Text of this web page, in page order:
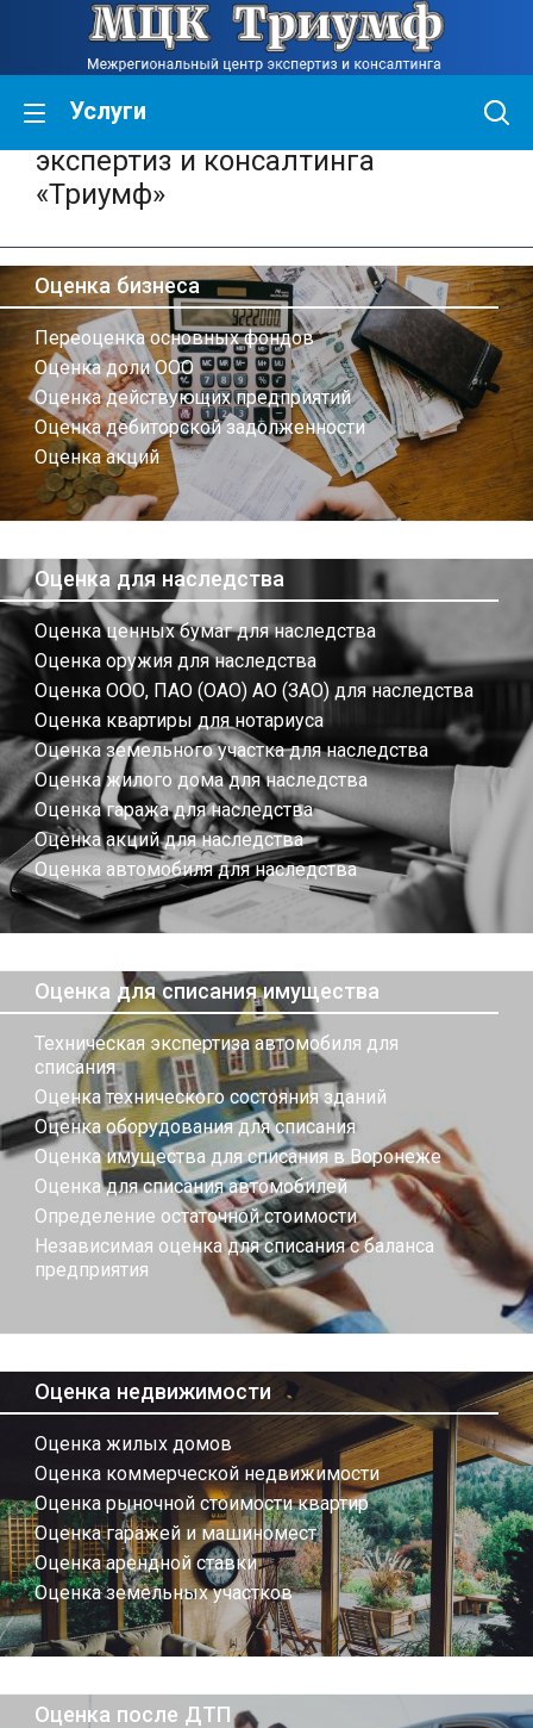
Услуги
Межрегиональный центр
экспертиз и консалтинга
«Триумф»
Оценка бизнеса
Переоценка основных фондов
Оценка доли ООО
Оценка действующих предприятий
Оценка дебиторской задолженности
Оценка акций
Оценка для наследства
Оценка ценных бумаг для наследства
Оценка оружия для наследства
Оценка ООО, ПАО (ОАО) АО (ЗАО) для наследства
Оценка квартиры для нотариуса
Оценка земельного участка для наследства
Оценка жилого дома для наследства
Оценка гаража для наследства
Оценка акций для наследства
Оценка автомобиля для наследства
Оценка для списания имущества
Техническая экспертиза автомобиля для
списания
Оценка технического состояния зданий
Оценка оборудования для списания
Оценка имущества для списания в Воронеже
Оценка для списания автомобилей
Определение остаточной стоимости
Независимая оценка для списания с баланса
предприятия
Оценка недвижимости
Оценка жилых домов
Оценка коммерческой недвижимости
Оценка рыночной стоимости квартир
Оценка гаражей и машиномест
Оценка арендной ставки
Оценка земельных участков
Оценка после ДТП